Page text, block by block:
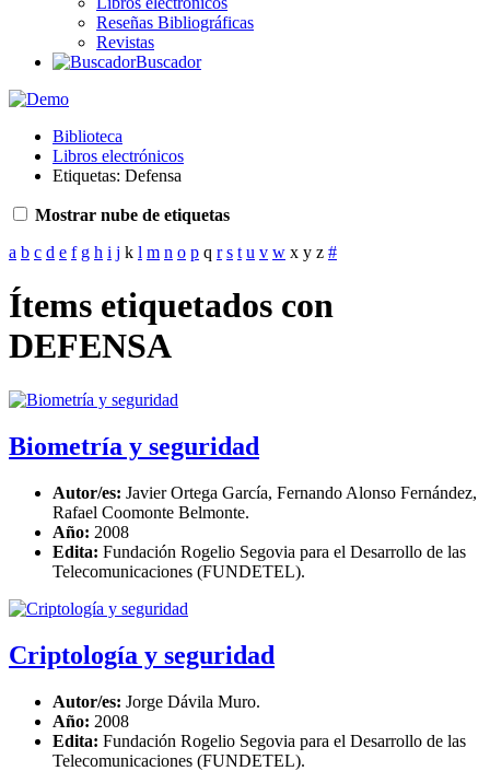
Reseñas Bibliográficas
Revistas
Buscador
Biblioteca
Libros electrónicos
Etiquetas: Defensa
Mostrar nube de etiquetas
a b c d e f g h i j k l m n o p q r s t u v w x y z #
Ítems etiquetados con
DEFENSA
Biometría y seguridad
Autor/es: Javier Ortega García, Fernando Alonso Fernández,
Rafael Coomonte Belmonte.
Año: 2008
Edita: Fundación Rogelio Segovia para el Desarrollo de las
Telecomunicaciones (FUNDETEL).
Criptología y seguridad
Autor/es: Jorge Dávila Muro.
Año: 2008
Edita: Fundación Rogelio Segovia para el Desarrollo de las
Telecomunicaciones (FUNDETEL).